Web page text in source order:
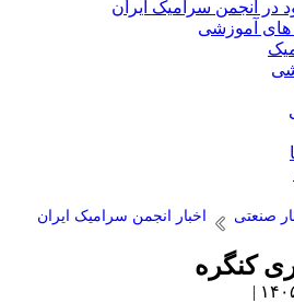
انجمن سرامیک ایران
های آموزشی
صنعتی اخبار انجمن سرامیک ایران
کنگره